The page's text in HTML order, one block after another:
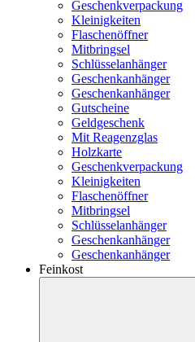
Geschenkverpackung
Kleinigkeiten
Flaschenöffner
Mitbringsel
Schlüsselanhänger
Geschenkanhänger
Geschenkanhänger
Gutscheine
Geldgeschenk
Mit Reagenzglas
Holzkarte
Geschenkverpackung
Kleinigkeiten
Flaschenöffner
Mitbringsel
Schlüsselanhänger
Geschenkanhänger
Geschenkanhänger
Feinkost